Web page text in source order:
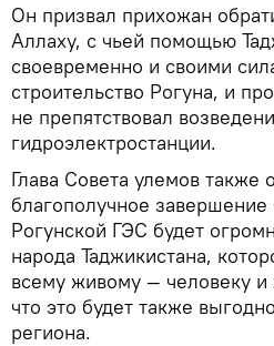
Он призвал прихожан
Аллаху, с чьей помощью
своевременно и своими
строительство Рогуна, и
не препятствовал
гидроэлектростанции.
Глава Совета улемов также
благополучное завершение
Рогунской ГЭС будет
народа Таджикистана,
всему живому — человеку
что это будет также
региона.